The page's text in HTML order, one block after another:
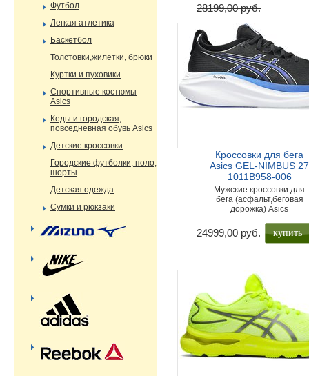
28199,00 руб.
Кроссовки для бега
Asics GEL-NIMBUS 27
1011B958-006
Мужские кроссовки для
бега (асфальт,беговая
дорожка) Asics
24999,00 руб. купить
Футбол
Легкая атлетика
Баскетбол
Толстовки,жилетки, брюки
Куртки и пуховики
Спортивные костюмы
Asics
Кеды и городская,
повседневная обувь Asics
Детские кроссовки
Городские футболки, поло,
шорты
Детская одежда
Сумки и рюкзаки